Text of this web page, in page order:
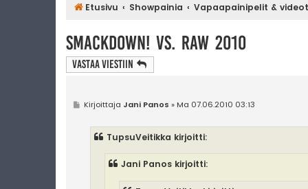
Etusivu Showpainia Vapaapainipelit &
SmackDown! vs. RAW 2010
Vastaa Viestiin
VKirjoittaja Jani Panos » Ma 07.06.2010 03:13
TupsuVeitikka kirjoitti:
Jani Panos kirjoitti: